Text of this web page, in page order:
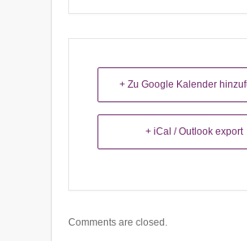
+ Zu Google Kalender
+ iCal / Outlook export
Comments are closed.